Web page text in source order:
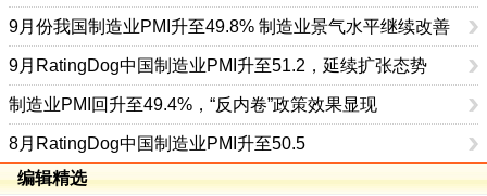
9月份我国制造业PMI升至49.8% 制造业景气水平继续改善
9月RatingDog中国制造业PMI升至51.2，延续扩张态势
制造业PMI回升至49.4%，“反内卷”政策效果显现
8月RatingDog中国制造业PMI升至50.5
编辑精选